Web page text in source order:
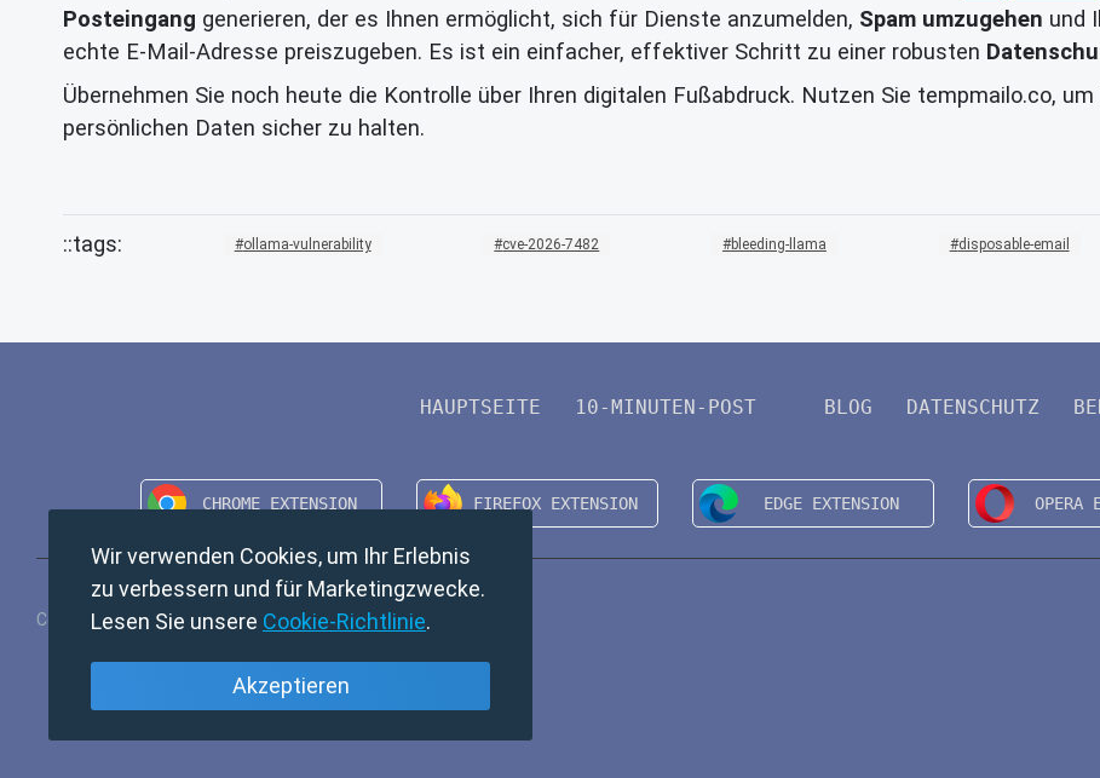
Posteingang generieren, der es Ihnen ermöglicht, sich für Dienste anzumelden, Spam umzugehen und
echte E-Mail-Adresse preiszugeben. Es ist ein einfacher, effektiver Schritt zu einer robusten
Übernehmen Sie noch heute die Kontrolle über Ihren digitalen Fußabdruck. Nutzen Sie tempmailo.co,
persönlichen Daten sicher zu halten.
ollama-vulnerability cve-2026-7482 bleeding-llama disposable-email
HAUPTSEITE 10-MINUTEN-POST BLOG DATENSCHUTZ
Copyright © 2024 TempMail. All rights reserved.
Wir verwenden Cookies, um Ihr Erlebnis
zu verbessern und für Marketingzwecke.
Lesen Sie unsere Cookie-Richtlinie.
Akzeptieren